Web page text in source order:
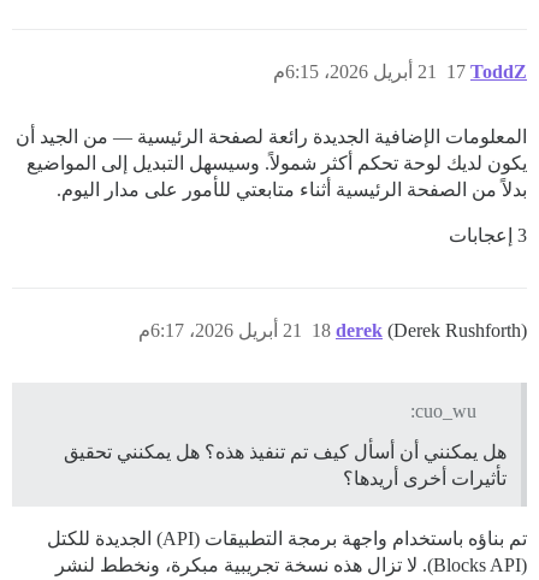
ToddZ 21 أبريل 2026، 6:15م 17
المعلومات الإضافية الجديدة رائعة لصفحة الرئيسية — من الجيد أن
يكون لديك لوحة تحكم أكثر شمولاً. وسيسهل التبديل إلى المواضيع
بدلاً من الصفحة الرئيسية أثناء متابعتي للأمور على مدار اليوم.
3 إعجابات
derek (Derek Rushforth) 21 أبريل 2026، 6:17م 18
cuo_wu:
هل يمكنني أن أسأل كيف تم تنفيذ هذه؟ هل يمكنني تحقيق
تأثيرات أخرى أريدها؟
تم بناؤه باستخدام واجهة برمجة التطبيقات (API) الجديدة للكتل
(Blocks API). لا تزال هذه نسخة تجريبية مبكرة، ونخطط لنشر